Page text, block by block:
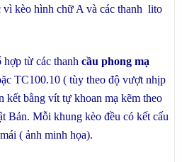
kèo hình chữ A và các thanh lito
từ các thanh cầu phong mạ
TC100.10 ( tùy theo độ vượt nhịp
kết bằng vít tự khoan mạ kẽm theo
Bản. Mỗi khung kèo đều có kết cấu
( ảnh minh họa).